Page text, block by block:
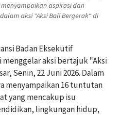
aspirasi dan
aksi "Aksi Bali Bergerak" di
Badan Eksekutif
menggelar aksi bertajuk "Aksi
Senin, 22 Juni 2026. Dalam
menyampaikan 16 tuntutan
yang mencakup isu
lingkungan hidup,